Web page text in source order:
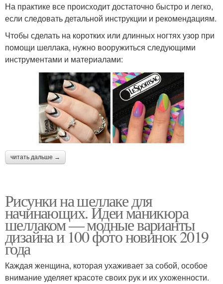
На практике все происходит достаточно быстро и легко,
если следовать детальной инструкции и рекомендациям.
Чтобы сделать на коротких или длинных ногтях узор при
помощи шеллака, нужно вооружиться следующими
инструментами и материалами:
читать дальше →
Рисунки на шеллаке для
начинающих. Идеи маникюра
шеллаком — модные варианты
дизайна и 100 фото новинок 2019
года
Каждая женщина, которая ухаживает за собой, особое
внимание уделяет красоте своих рук и их ухоженности.